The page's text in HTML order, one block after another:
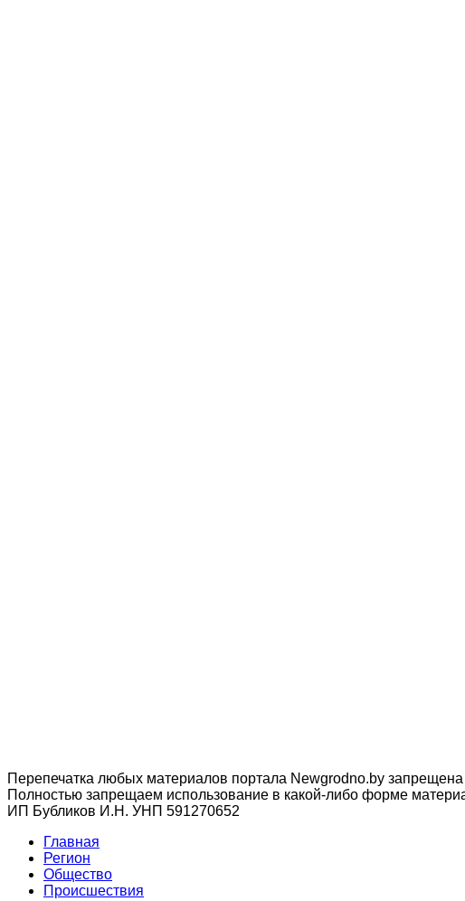
Перепечатка любых материалов портала Newgrodno.by
Полностью запрещаем использование в какой-либо форме
ИП Бубликов И.Н. УНП 591270652
Главная
Регион
Общество
Происшествия